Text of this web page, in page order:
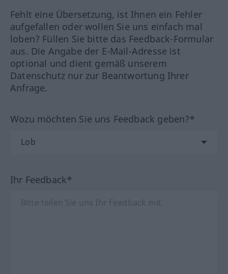
Fehlt eine Übersetzung, ist Ihnen ein Fehler
aufgefallen oder wollen Sie uns einfach mal
loben? Füllen Sie bitte das Feedback-Formular
aus. Die Angabe der E-Mail-Adresse ist
optional und dient gemäß unserem
Datenschutz nur zur Beantwortung Ihrer
Anfrage.
Wozu möchten Sie uns Feedback geben?*
Ihr Feedback*